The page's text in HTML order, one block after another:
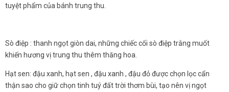
tuyệt phẩm của bánh trung thu.
Sò điệp : thanh ngọt giòn dai, những chiếc cối sò điệp trắng muốt
khiến hương vị trung thu thêm thăng hoa.
Hạt sen: đậu xanh, hạt sen , đậu xanh , đậu đỏ được chọn lọc cẩn
thận sao cho giữ chọn tinh tuý đất trời thơm bùi, tạo nên vị ngọt